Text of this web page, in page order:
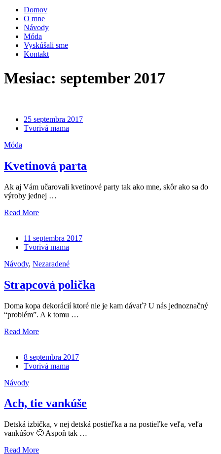
Domov
O mne
Návody
Móda
Vyskúšali sme
Kontakt
Mesiac: september 2017
25 septembra 2017
Tvorivá mama
Móda
Kvetinová parta
Ak aj Vám učarovali kvetinové party tak ako mne, skôr ako sa do
výroby jednej …
Read More
11 septembra 2017
Tvorivá mama
Návody, Nezaradené
Strapcová polička
Doma kopa dekorácií ktoré nie je kam dávať? U nás jednoznačný
“problém”. A k tomu …
Read More
8 septembra 2017
Tvorivá mama
Návody
Ach, tie vankúše
Detská izbička, v nej detská postieľka a na postieľke veľa, veľa
vankúšov 🙂 Aspoň tak …
Read More